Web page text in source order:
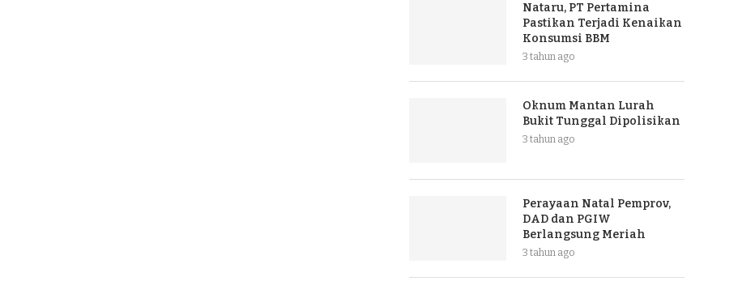
Nataru, PT Pertamina
Pastikan Terjadi Kenaikan
Konsumsi BBM
3 tahun ago
Oknum Mantan Lurah
Bukit Tunggal Dipolisikan
3 tahun ago
Perayaan Natal Pemprov,
DAD dan PGIW
Berlangsung Meriah
3 tahun ago